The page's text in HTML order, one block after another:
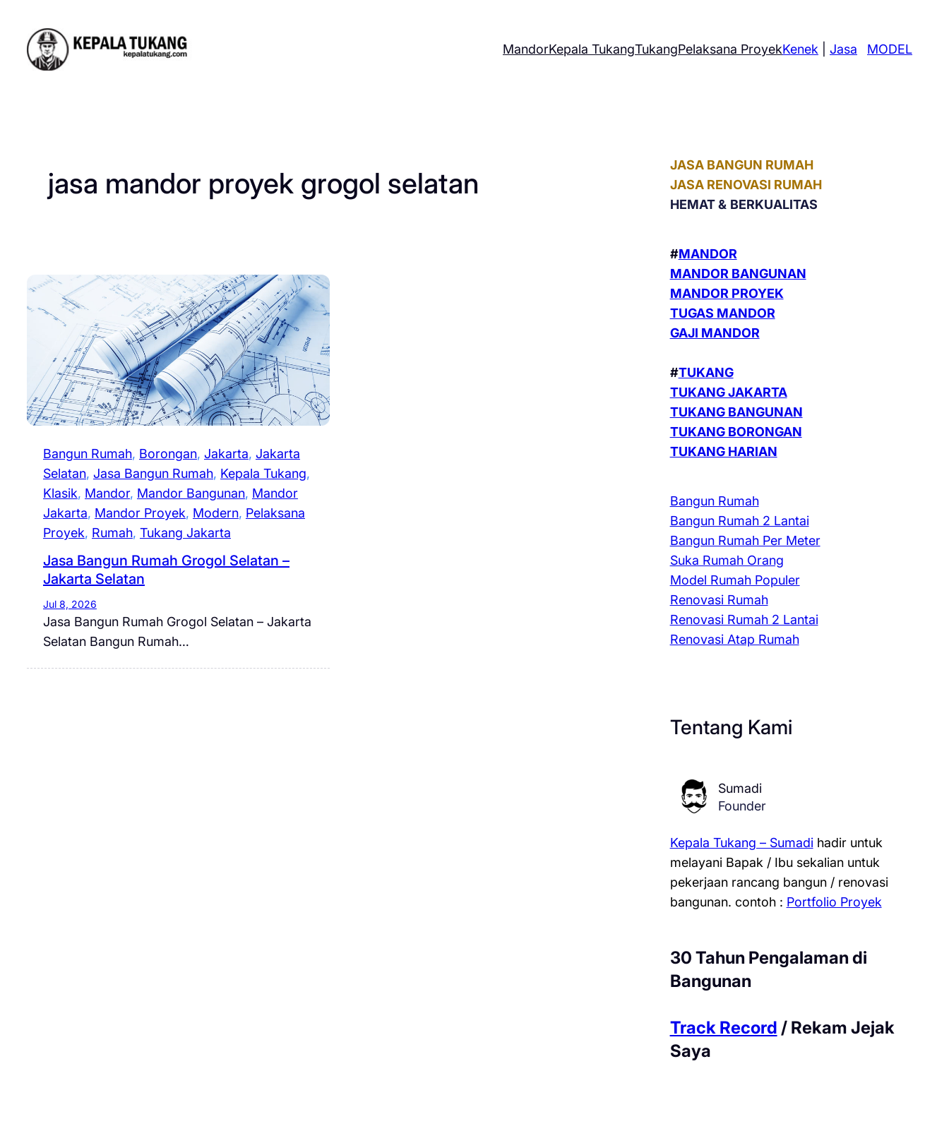
content
MandorKepala TukangTukangPelaksana ProyekKenek |Jasa MODEL
jasa mandor proyek grogol selatan
Bangun Rumah, Borongan, Jakarta, Jakarta
Selatan, Jasa Bangun Rumah, Kepala Tukang
Klasik, Mandor, Mandor Bangunan, Mandor
Jakarta, Mandor Proyek, Modern, Pelaksana
Proyek, Rumah, Tukang Jakarta
Jasa Bangun Rumah Grogol Selatan –
Jakarta Selatan
Jul 8, 2026
Jasa Bangun Rumah Grogol Selatan – Jakarta
Selatan Bangun Rumah…
JASA BANGUN RUMAH
JASA RENOVASI RUMAH
HEMAT & BERKUALITAS
#MANDOR
MANDOR BANGUNAN
MANDOR PROYEK
TUGAS MANDOR
GAJI MANDOR
#TUKANG
TUKANG JAKARTA
TUKANG BANGUNAN
TUKANG BORONGAN
TUKANG HARIAN
Bangun Rumah
Bangun Rumah 2 Lantai
Bangun Rumah Per Meter
Suka Rumah Orang
Model Rumah Populer
Renovasi Rumah
Renovasi Rumah 2 Lantai
Renovasi Atap Rumah
Tentang Kami
Sumadi
Founder
Kepala Tukang – Sumadihadir untuk
melayani Bapak / Ibu sekalian untuk
pekerjaan rancang bangun / renovasi
bangunan. contoh : Portfolio Proyek
30 Tahun Pengalaman di
Bangunan
Track Record / Rekam Jejak
Saya